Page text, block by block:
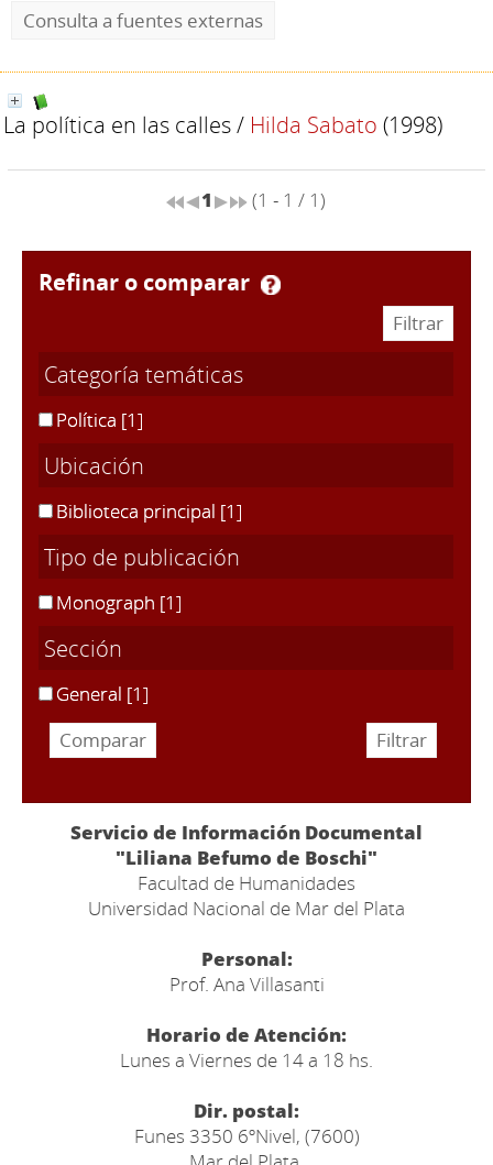
Consulta a fuentes externas
La política en las calles/ Hilda Sabato (1998)
1 (1 - 1 / 1)
refinar o comparar
Categoría temáticas
Política [1]
Ubicación
Biblioteca principal [1]
Tipo de publicación
Monograph [1]
Sección
General [1]
Servicio de Información Documental
"Liliana Befumo de Boschi"
Facultad de Humanidades
Universidad Nacional de Mar del Plata
Personal:
Prof. Ana Villasanti
Horario de Atención:
Lunes a Viernes de 14 a 18 hs.
Dir. postal:
Funes 3350 6ºNivel, (7600)